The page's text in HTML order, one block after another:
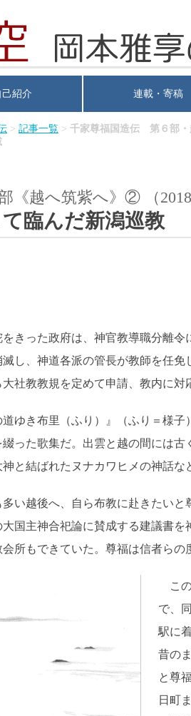
己紹介 連載・寄稿
> 記事一覧 > 千家尊福国造伝 第６部・
《越へ筑紫へ》② （
臨んだ新潟巡教
きった政府は、神官教導職分離令
し、神道各派の管長が教師を任
社教教規を定めて申請、教内に対
ゆき布里（ふり）』（ふり＝様
った歌集だ。出雲と越の間には
と結ばれたヌナカワヒメの神話な
い越後へ、自ら布教に赴きたい
国主神合祀論に賛成する建議書
所もできていた。尊福は信者らの
この
で、
駅に
昔の
と尊
日町